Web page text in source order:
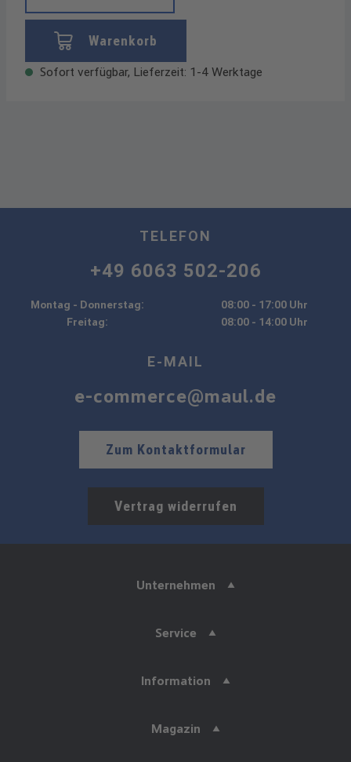
Warenkorb
Sofort verfügbar, Lieferzeit: 1-4 Werktage
TELEFON
+49 6063 502-206
Montag - Donnerstag:
08:00 - 17:00 Uhr
Freitag:
08:00 - 14:00 Uhr
E-MAIL
e-commerce@maul.de
Zum Kontaktformular
Vertrag widerrufen
Unternehmen
Service
Information
Magazin